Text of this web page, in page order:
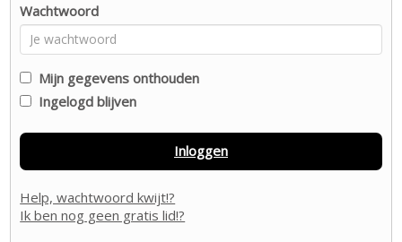
Wachtwoord
Mijn gegevens onthouden
Ingelogd blijven
Inloggen
Help, wachtwoord kwijt!?
Ik ben nog geen gratis lid!?